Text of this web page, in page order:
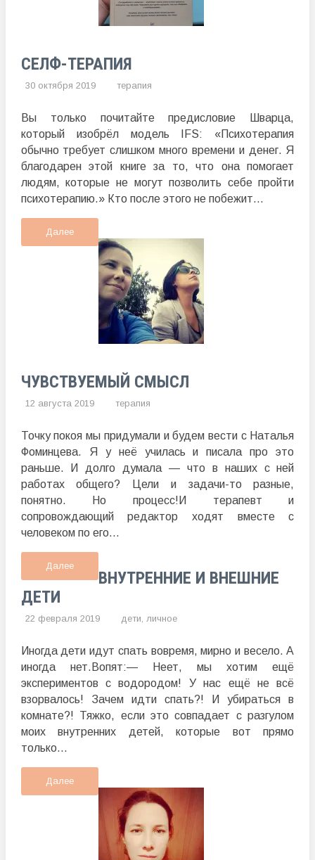
СЕЛФ-ТЕРАПИЯ
30 октября 2019 терапия
Вы только почитайте предисловие Шварца,
который изобрёл модель IFS: «Психотерапия
обычно требует слишком много времени и денег. Я
благодарен этой книге за то, что она помогает
людям, которые не могут позволить себе пройти
психотерапию.» Кто после этого не побежит...
Далее
ЧУВСТВУЕМЫЙ СМЫСЛ
12 августа 2019 терапия
Точку покоя мы придумали и будем вести с Наталья
Фоминцева. Я у неё училась и писала про это
раньше. И долго думала — что в наших с ней
работах общего? Цели и задачи-то разные,
понятно. Но процесс!И терапевт и
сопровождающий редактор ходят вместе с
человеком по его...
Далее
ВНУТРЕННИЕ И ВНЕШНИЕ
ДЕТИ
22 февраля 2019 дети личное
Иногда дети идут спать вовремя, мирно и весело. А
иногда нет.Вопят:— Неет, мы хотим ещё
экспериментов с водородом! У нас ещё не всё
взорвалось! Зачем идти спать?! И убираться в
комнате?! Тяжко, если это совпадает с разгулом
моих внутренних детей, которые вот прямо
только...
Далее